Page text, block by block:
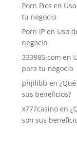
Porn Pics en
tu negocio
Porn IPen Uso
negocio
333985.com en
para tu negocio
phjilibb en
sus beneficios?
x777casinoen
son sus